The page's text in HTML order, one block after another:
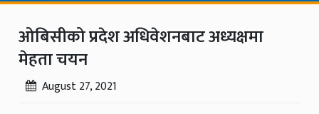
ओबिसीको प्रदेश अधिवेशनबाट अध्यक्षमा
मेहता चयन
August 27, 2021